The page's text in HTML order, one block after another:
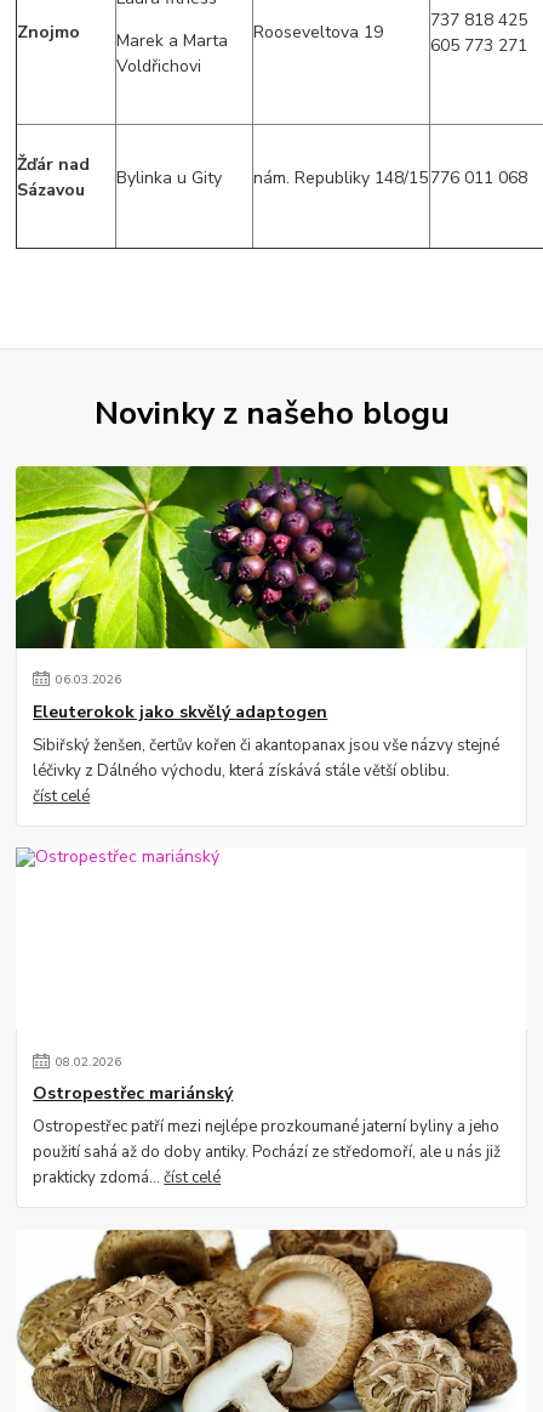
Znojmo
Marek a Marta
Voldřichovi
Rooseveltova 19
737 818 425
605 773 271
Žďár nad
Sázavou
Bylinka u Gity nám. Republiky 148/15776 011 068
Novinky z našeho blogu
06.03.2026
Eleuterokok jako skvělý adaptogen
Sibiřský ženšen, čertův kořen či akantopanax jsou vše názvy stejné
léčivky z Dálného východu, která získává stále větší oblibu.
číst celé
08.02.2026
Ostropestřec mariánský
Ostropestřec patří mezi nejlépe prozkoumané jaterní byliny a jeho
použití sahá až do doby antiky. Pochází ze středomoří, ale u nás již
prakticky zdomá...číst celé